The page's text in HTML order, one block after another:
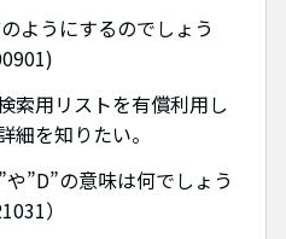
ようにするのでしょう
索用リストを有償利用し
細を知りたい。
”D”の意味は何でしょう
）